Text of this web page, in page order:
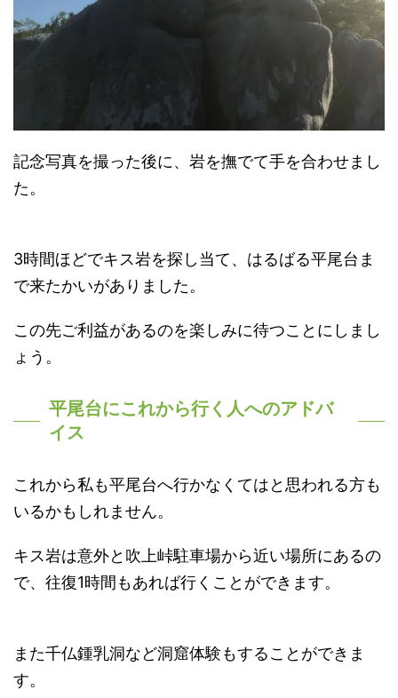
記念写真を撮った後に、岩を撫でて手を合わせまし
た。
3時間ほどでキス岩を探し当て、はるばる平尾台ま
で来たかいがありました。
この先ご利益があるのを楽しみに待つことにしまし
ょう。
平尾台にこれから行く人へのアドバ
イス
これから私も平尾台へ行かなくてはと思われる方も
いるかもしれません。
キス岩は意外と吹上峠駐車場から近い場所にあるの
で、往復1時間もあれば行くことができます。
また千仏鍾乳洞など洞窟体験もすることができま
す。